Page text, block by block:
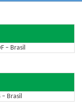
– Brasil
– Brasil